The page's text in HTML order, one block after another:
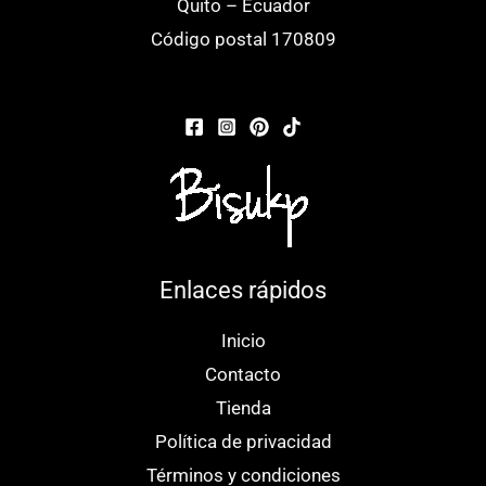
en
de
producto
Quito – Ecuador
Código postal 170809
Enlaces rápidos
Inicio
Contacto
Tienda
Política de privacidad
Términos y condiciones